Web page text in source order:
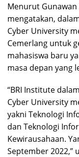
Menurut
mengatakan,
Cyber University
Cemerlang untuk
mahasiswa baru
masa depan yang
“BRI Institute
Cyber University
yakni Teknologi
dan Teknologi
Kewirausahaan.
September 2022,”